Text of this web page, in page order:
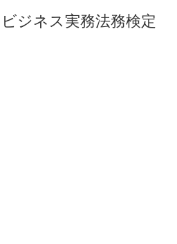
ジネス実務法務検定